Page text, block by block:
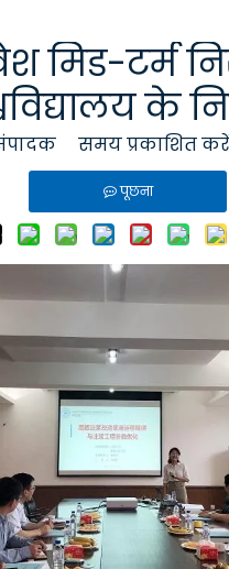
मिड-टर्म
के
समय प्रकाशित
पूछना